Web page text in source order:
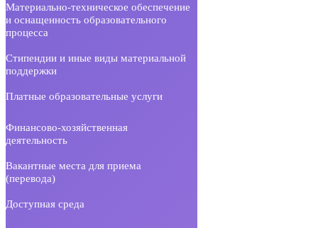
Материально-техническое обеспечение
и оснащенность образовательного
процесса
Стипендии и иные виды материальной
поддержки
Платные образовательные услуги
Финансово-хозяйственная
деятельность
Вакантные места для приема
(перевода)
Доступная среда